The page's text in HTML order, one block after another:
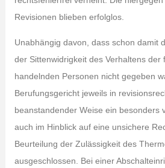
Revisionen blieben erfolglos.
Unabhängig davon, dass schon damit
der Sittenwidrigkeit des Verhaltens der
handelnden Personen nicht gegeben
Berufungsgericht jeweils in
beanstandender Weise ein besonders
auch im Hinblick auf eine unsichere
Beurteilung der Zulässigkeit des
ausgeschlossen. Bei einer